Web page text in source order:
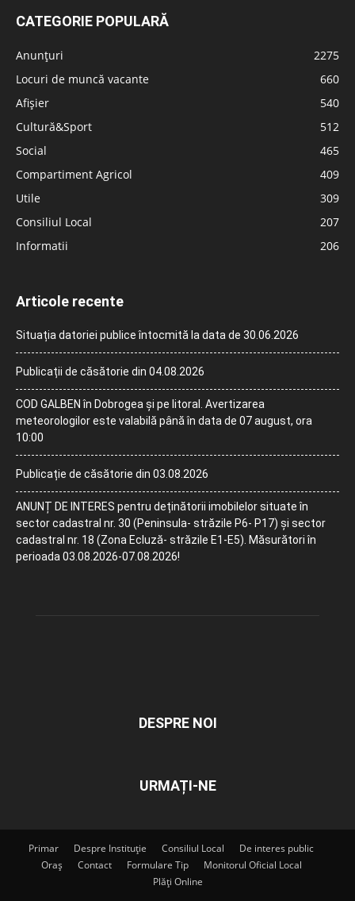
CATEGORIE POPULARĂ
Anunțuri
2275
Locuri de muncă vacante
660
Afișier
540
Cultură&Sport
512
Social
465
Compartiment Agricol
409
Utile
309
Consiliul Local
207
Informatii
206
Articole recente
Situația datoriei publice întocmită la data de 30.06.2026
Publicații de căsătorie din 04.08.2026
COD GALBEN în Dobrogea și pe litoral. Avertizarea
meteorologilor este valabilă până în data de 07 august, ora
10:00
Publicație de căsătorie din 03.08.2026
ANUNȚ DE INTERES pentru deținătorii imobilelor situate în
sector cadastral nr. 30 (Peninsula- străzile P6- P17) și sector
cadastral nr. 18 (Zona Ecluză- străzile E1-E5). Măsurători în
perioada 03.08.2026-07.08.2026!
DESPRE NOI
URMAȚI-NE
Primar Despre Instituție Consiliul Local
De interes public
Oraș
Contact Formulare Tip
Monitorul Oficial Local
Plăți Online